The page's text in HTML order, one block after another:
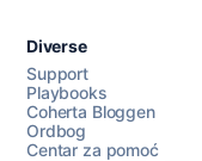
Diverse
Support
Playbooks
Coherta Bloggen
Ordbog
Centar za pomoć